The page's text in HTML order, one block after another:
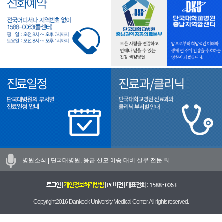
병원소식 | 단국대병원, 응급 산모 이송 대비 실무 전문 워…
로그인| 개인정보처리방침| PC버전| 대표전화 : 1588 - 0063
Copyright 2016 Dankook University Medical Center. All rights reserved.